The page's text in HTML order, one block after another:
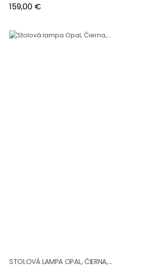
Cena
159,00 €
STOLOVÁ LAMPA OPAL, ČIERNA,...